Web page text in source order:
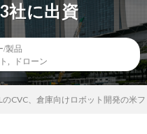
社に出資
/製品
ドローン
のCVC、倉庫向けロボット開発の米